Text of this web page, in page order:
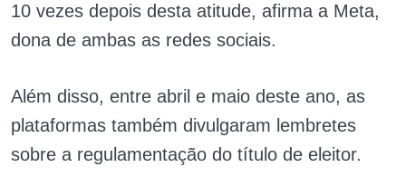
10 vezes depois desta atitude, afirma a Meta,
dona de ambas as redes sociais.
Além disso, entre abril e maio deste ano, as
plataformas também divulgaram lembretes
sobre a regulamentação do título de eleitor.